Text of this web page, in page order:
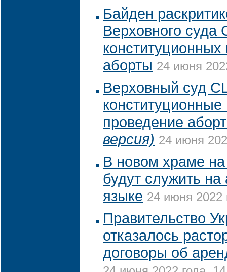
Байден
Верховного
конституционных
аборты 24 июня
Верховный суд
конституционные
проведение
версия) 24 июня
В новом храме
будут служить на
языке 24 июня 2022
Правительство
отказалось
договоры об